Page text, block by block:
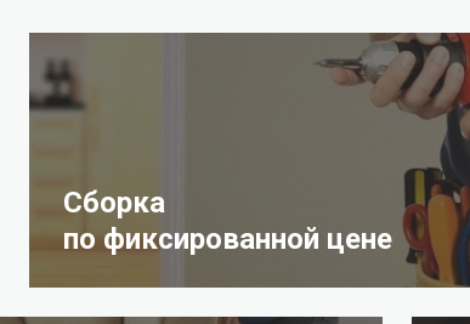
Сборка
по фиксированной цене